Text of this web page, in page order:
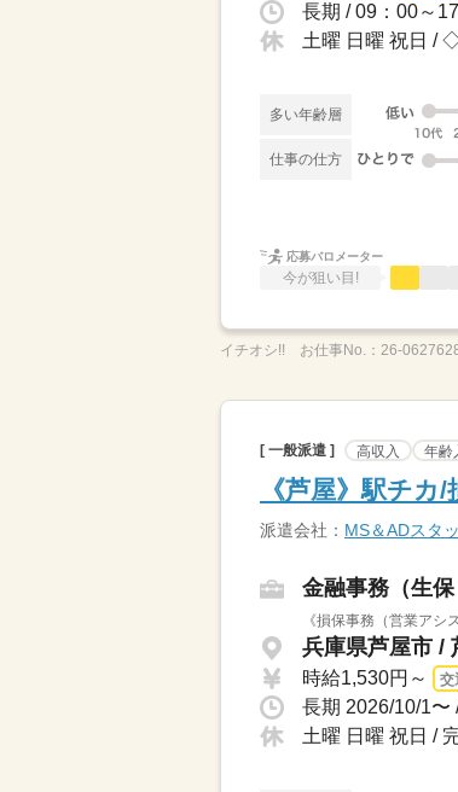
長期 / 09：00～
土曜 日曜 祝日 /
多い年齢層
仕事の仕方
応募バロメーター
今が狙い目!
イチオシ!! お仕事No.： 26-
[ 一般派遣 ] 高収入 年齢
《芦屋》駅チカ
派遣会社： MS＆ADスタ
金融事務（生保
《損保事務（営業ア
兵庫県芦屋市 /
時給1,530円～ 交
長期 2026/10/1
土曜 日曜 祝日 /